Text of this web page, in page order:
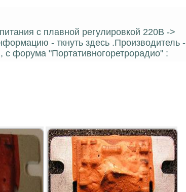
с плавной регулировкой 220В ->
- ткнуть здесь .Производитель -
с форума "Портативногоретрорадио" :